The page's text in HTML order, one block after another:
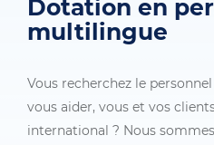
Dotation en
multilingue
Vous recherchez le
vous aider, vous et vos
international ? Nous